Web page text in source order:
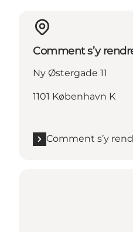
Comment s’y
Ny Østergade 11
1101 København K
Comment s’y